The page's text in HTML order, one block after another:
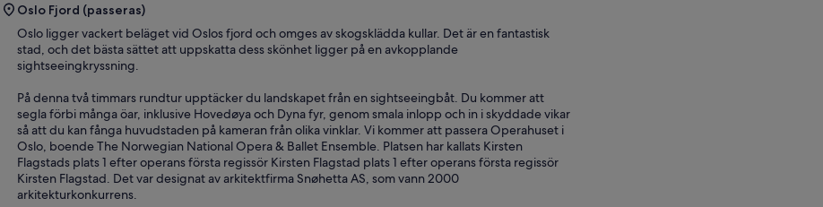
Oslo Fjord (passeras)
Oslo ligger vackert beläget vid Oslos fjord och omges av skogsklädda kullar. Det är en fantastisk
stad, och det bästa sättet att uppskatta dess skönhet ligger på en avkopplande
sightseeingkryssning.
På denna två timmars rundtur upptäcker du landskapet från en sightseeingbåt. Du kommer att
segla förbi många öar, inklusive Hovedøya och Dyna fyr, genom smala inlopp och in i skyddade vikar
så att du kan fånga huvudstaden på kameran från olika vinklar. Vi kommer att passera Operahuset i
Oslo, boende The Norwegian National Opera & Ballet Ensemble. Platsen har kallats Kirsten
Flagstads plats 1 efter operans första regissör Kirsten Flagstad plats 1 efter operans första regissör
Kirsten Flagstad. Det var designat av arkitektfirma Snøhetta AS, som vann 2000
arkitekturkonkurrens.